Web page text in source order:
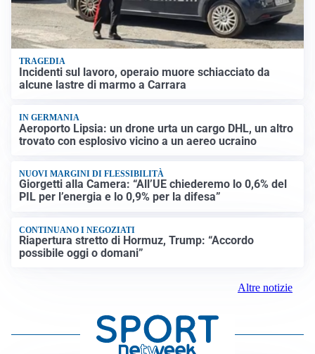
TRAGEDIA
Incidenti sul lavoro, operaio muore schiacciato da
alcune lastre di marmo a Carrara
IN GERMANIA
Aeroporto Lipsia: un drone urta un cargo DHL, un altro
trovato con esplosivo vicino a un aereo ucraino
NUOVI MARGINI DI FLESSIBILITÀ
Giorgetti alla Camera: “All’UE chiederemo lo 0,6% del
PIL per l’energia e lo 0,9% per la difesa”
CONTINUANO I NEGOZIATI
Riapertura stretto di Hormuz, Trump: “Accordo
possibile oggi o domani”
Altre notizie